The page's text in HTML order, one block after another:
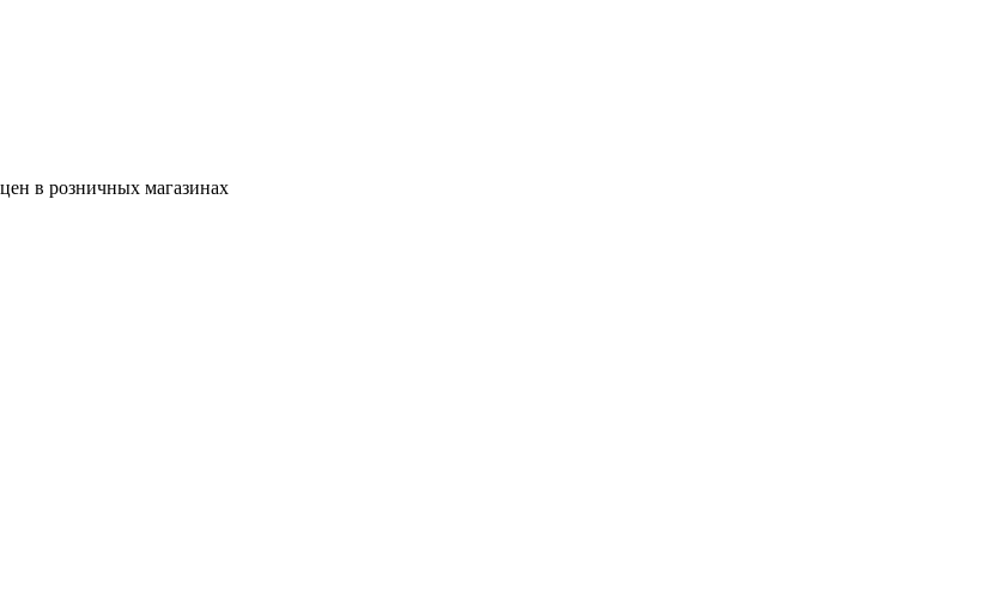
в розничных магазинах